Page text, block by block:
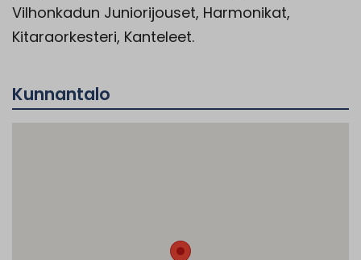
Vilhonkadun Juniorijouset, Harmonikat,
Kitaraorkesteri, Kanteleet.
Kunnantalo